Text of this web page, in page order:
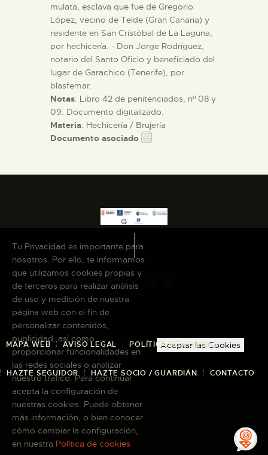
mulata, esclava que fue de Gregorio
López, vecino de Telde (Gran Canaria) y
residente en San Cristóbal de La Laguna,
por hechicería. - Don Jorge Rodríguez,
notario del Santo Oficio y beneficiado del
lugar de Garachico (Tenerife), por
blasfemar.
Notas: Libro 42 de penitenciados, nº 08 y
09. Documento digitalizado.
Materia: Hechicería / Brujería
Documento asociado
MAPA WEB AVISO LEGAL POLÍTICA DE COOKIES
HAZTE SEGUIDOR HAZTE SOCIO / GUARDIÁN CONTACTO
Copyright © 2026 El Museo Canario · Todos
los derechos reservados
Tu Privacidad es importante para
nosotros. Por ello, te informamos
que utilizamos cookies propias y
de terceros para realizar análisis
de uso y medición de nuestra
página web con el fin de
personalizar contenidos,
publicidad, así como
proporcionar funcionalidades en
las redes sociales o analizar
nuestro tráfico. Para continuar
acepta la configuración de
nuestras cookies. Puede obtener
más información, o bien conocer
cómo cambiar la configuración,
en nuestra Política de cookies
Aceptar las Cookies